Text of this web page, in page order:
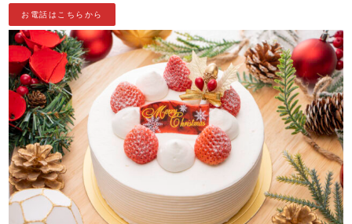
お電話はこちらから